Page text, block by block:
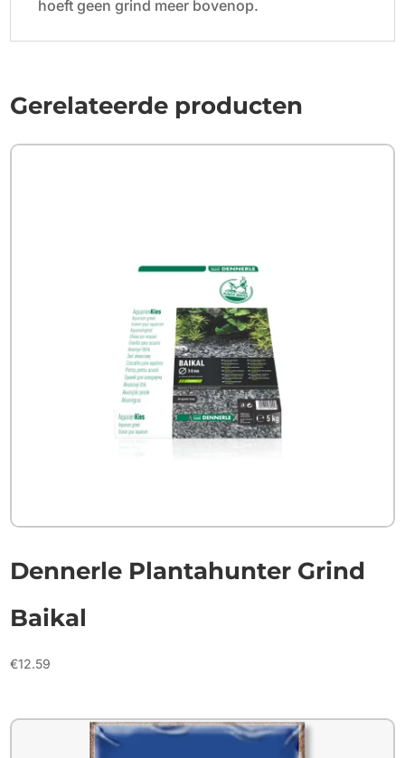
hoeft geen grind meer bovenop.
Gerelateerde producten
Dennerle Plantahunter Grind
Baikal
€12.59